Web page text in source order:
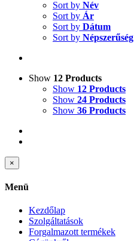
Sort by Név
Sort by Ár
Sort by Dátum
Sort by Népszerűség
Show 12 Products
Show 12 Products
Show 24 Products
Show 36 Products
Close
product
view
×
Menü
Kezdőlap
Szolgáltatások
Forgalmazott termékek